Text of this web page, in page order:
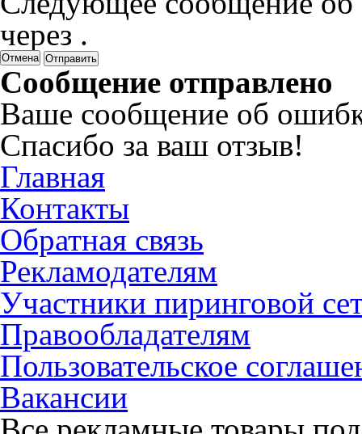
через .
Отмена
Сообщение отправлено
Ваше сообщение об
Спасибо за ваш отзыв!
Главная
Контакты
Обратная связь
Рекламодателям
Участники пиринговой
Правообладателям
Пользовательское
Вакансии